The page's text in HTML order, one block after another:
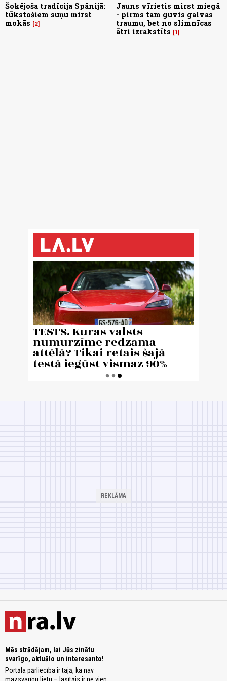
Šokējoša tradīcija Spānijā:
tūkstošiem suņu mirst
mokās
2
Jauns vīrietis mirst miegā
- pirms tam guvis galvas
traumu, bet no slimnīcas
ātri izrakstīts
1
Mēs strādājam, lai Jūs zinātu
svarīgo, aktuālo un interesanto!
Portāla pārliecība ir tajā, ka nav
mazsvarīgu lietu – lasītājs ir ne vien